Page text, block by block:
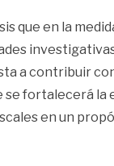
que en la
a contribuir
se fortalecerá la
en un